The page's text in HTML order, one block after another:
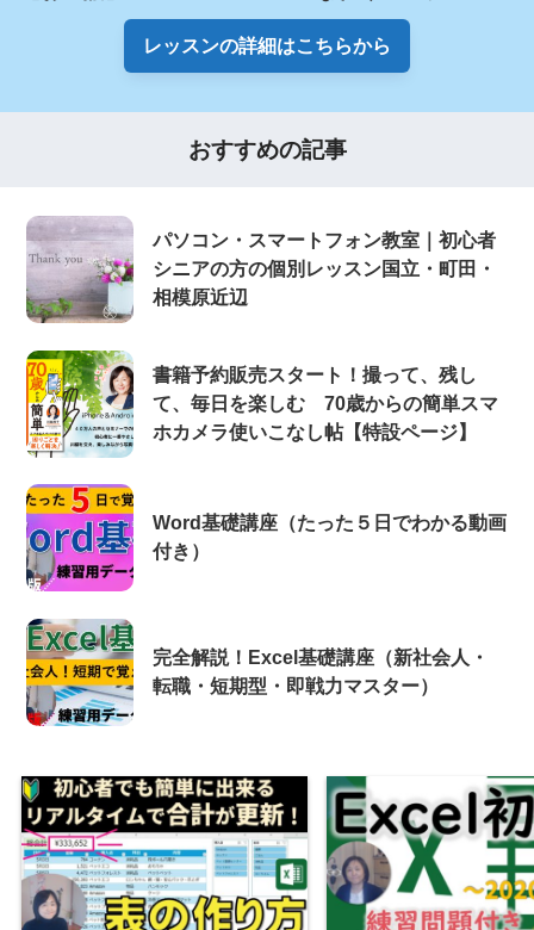
レッスンの詳細はこちらから
おすすめの記事
パソコン・スマートフォン教室｜初心者
シニアの方の個別レッスン国立・町田・
相模原近辺
書籍予約販売スタート！撮って、残し
て、毎日を楽しむ 70歳からの簡単スマ
ホカメラ使いこなし帖【特設ページ】
Word基礎講座（たった５日でわかる動画
付き）
完全解説！Excel基礎講座（新社会人・
転職・短期型・即戦力マスター）